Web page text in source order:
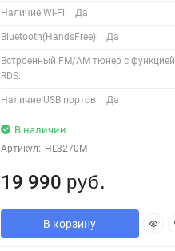
Наличие Wi-Fi: Да
Bluetooth(HandsFree): Да
Встроенный FM/AM тюнер с функцией
RDS:
Наличие USB портов: Да
В наличии
Артикул: HL3270M
19 990 руб.
В корзину